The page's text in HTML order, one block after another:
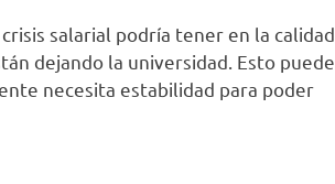
salarial podría tener en la calidad
dejando la universidad. Esto puede
necesita estabilidad para poder